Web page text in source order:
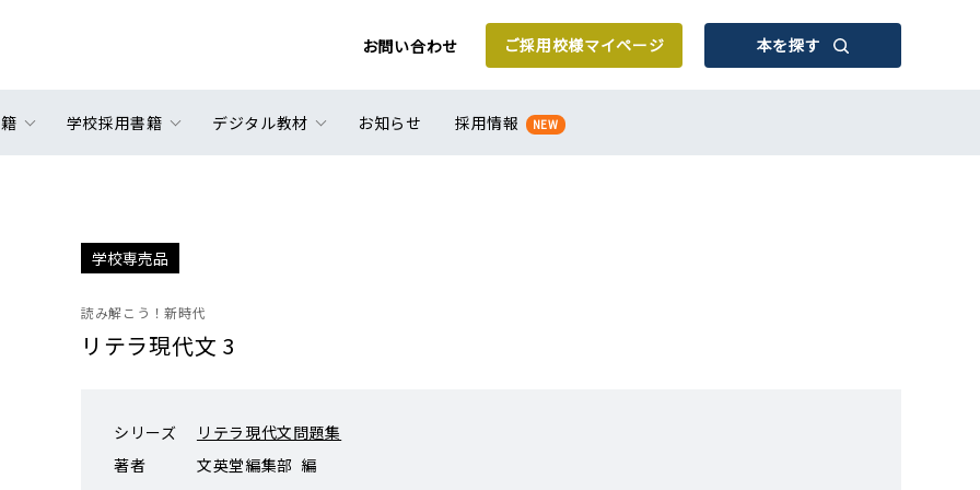
お問い合わせ ご採用校様マイページ 本を探す
学校採用書籍 デジタル教材 お知らせ 採用情報 NEW
学校専売品
読み解こう！新時代
リテラ現代文 3
シリーズ
リテラ現代文問題集
著者
文英堂編集部 編